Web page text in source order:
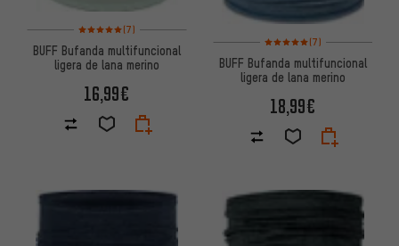
Valoración media: 5 de 5 basada en 7 reseñas
(7)
BUFF Bufanda multifuncional
ligera de lana merino
16,99€
Valoración media: 5 de 5
(7)
BUFF Bufanda multifuncional
ligera de lana merino
18,99€